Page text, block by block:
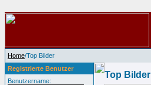
Home/Top Bilder
Registrierte Benutzer
Benutzername:
Top Bilder